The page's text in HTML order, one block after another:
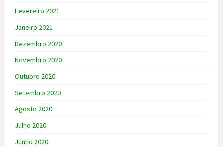
Fevereiro 2021
Janeiro 2021
Dezembro 2020
Novembro 2020
Outubro 2020
Setembro 2020
Agosto 2020
Julho 2020
Junho 2020